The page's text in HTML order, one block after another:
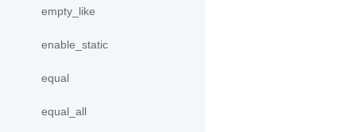
empty_like
enable_static
equal
equal_all